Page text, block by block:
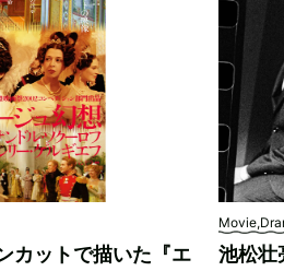
カットで描いた『エ
池松壮